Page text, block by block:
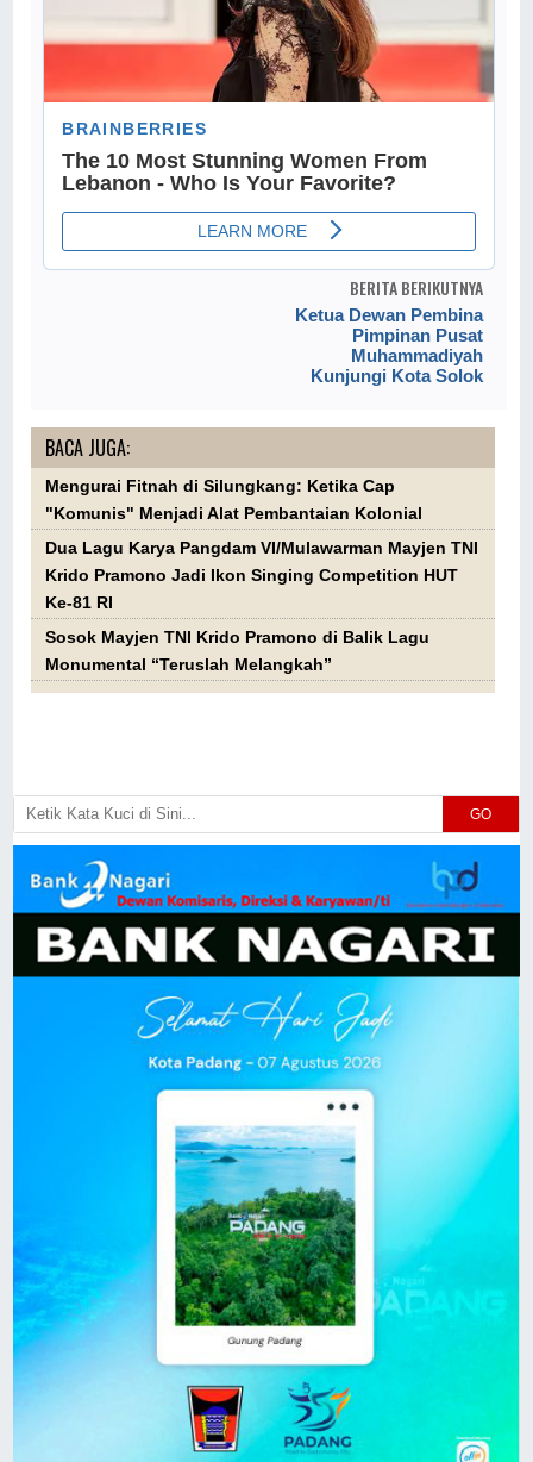
BERITA BERIKUTNYA
Ketua Dewan Pembina
Pimpinan Pusat
Muhammadiyah
Kunjungi Kota Solok
BACA JUGA:
Mengurai Fitnah di Silungkang: Ketika Cap
"Komunis" Menjadi Alat Pembantaian Kolonial
Dua Lagu Karya Pangdam VI/Mulawarman Mayjen TNI
Krido Pramono Jadi Ikon Singing Competition HUT
Ke-81 RI
Sosok Mayjen TNI Krido Pramono di Balik Lagu
Monumental “Teruslah Melangkah”
GO